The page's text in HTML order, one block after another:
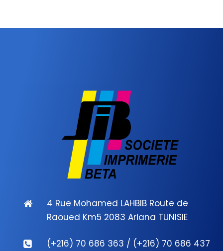
4 Rue Mohamed LAHBIB Route de
Raoued Km5 2083 Ariana TUNISIE
(+216) 70 686 363 / (+216) 70 686 437